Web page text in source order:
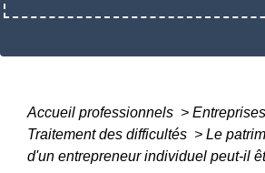
Accueil professionnels >
Traitement des difficultés > Le
d'un entrepreneur individuel peut-il